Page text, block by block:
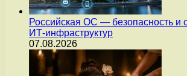
Российская ОС — безопасность и
ИТ-инфраструктур
07.08.2026